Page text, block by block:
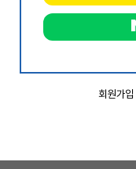
회원가입